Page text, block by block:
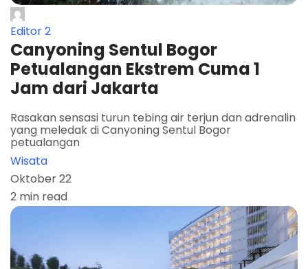
Editor 2
Canyoning Sentul Bogor
Petualangan Ekstrem Cuma 1
Jam dari Jakarta
Rasakan sensasi turun tebing air terjun dan adrenalin
yang meledak di Canyoning Sentul Bogor
petualangan
Wisata
Oktober 22
2 min read